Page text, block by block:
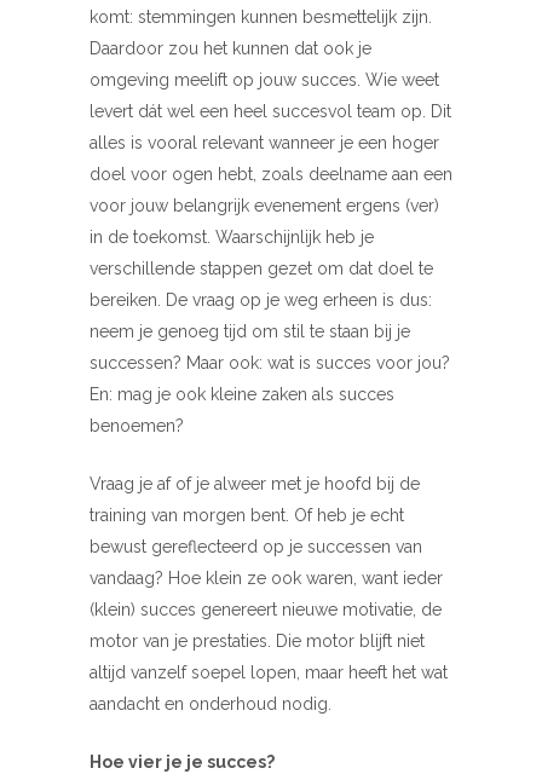
komt: stemmingen kunnen besmettelijk zijn.
Daardoor zou het kunnen dat ook je
omgeving meelift op jouw succes. Wie weet
levert dát wel een heel succesvol team op. Dit
alles is vooral relevant wanneer je een hoger
doel voor ogen hebt, zoals deelname aan een
voor jouw belangrijk evenement ergens (ver)
in de toekomst. Waarschijnlijk heb je
verschillende stappen gezet om dat doel te
bereiken. De vraag op je weg erheen is dus:
neem je genoeg tijd om stil te staan bij je
successen? Maar ook: wat is succes voor jou?
En: mag je ook kleine zaken als succes
benoemen?
Vraag je af of je alweer met je hoofd bij de
training van morgen bent. Of heb je echt
bewust gereflecteerd op je successen van
vandaag? Hoe klein ze ook waren, want ieder
(klein) succes genereert nieuwe motivatie, de
motor van je prestaties. Die motor blijft niet
altijd vanzelf soepel lopen, maar heeft het wat
aandacht en onderhoud nodig.
Hoe vier je je succes?